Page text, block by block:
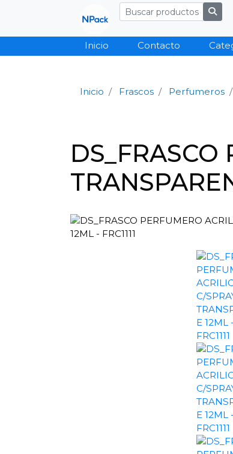
Inicio Contacto
Inicio Frascos Perfumeros
DS_FRASCO